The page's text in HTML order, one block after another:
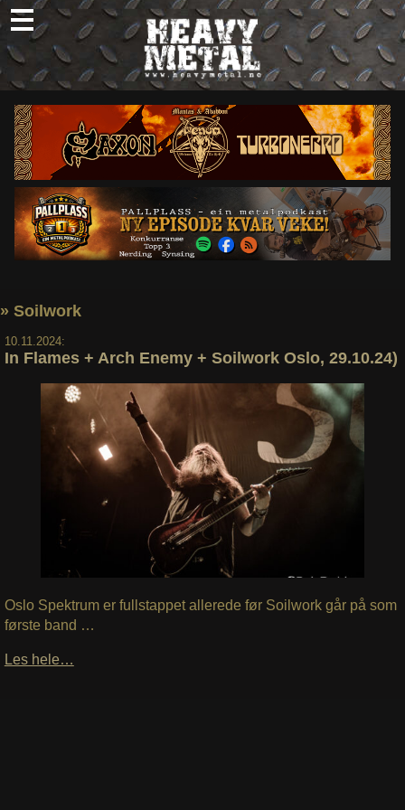
Skip
to
content
Nyheter
Omtaler
Intervjuer
Om oss
Abonner
Søk
» Soilwork
10.11.2024:
In Flames + Arch Enemy + Soilwork Oslo, 29.10.24)
Oslo Spektrum er fullstappet allerede før Soilwork går på som
første band …
Les hele…